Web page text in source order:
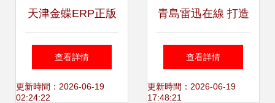
天津金蝶ERP正版
軟件選擇與天津鵬
越軟件科技公司咨
查看詳情
更新時間：2026-06-19
02:24:22
青島雷迅在線 打造
高效營銷型網
(wǎng)站，助力企
查看詳情
更新時間：2026-06-19
17:48:21